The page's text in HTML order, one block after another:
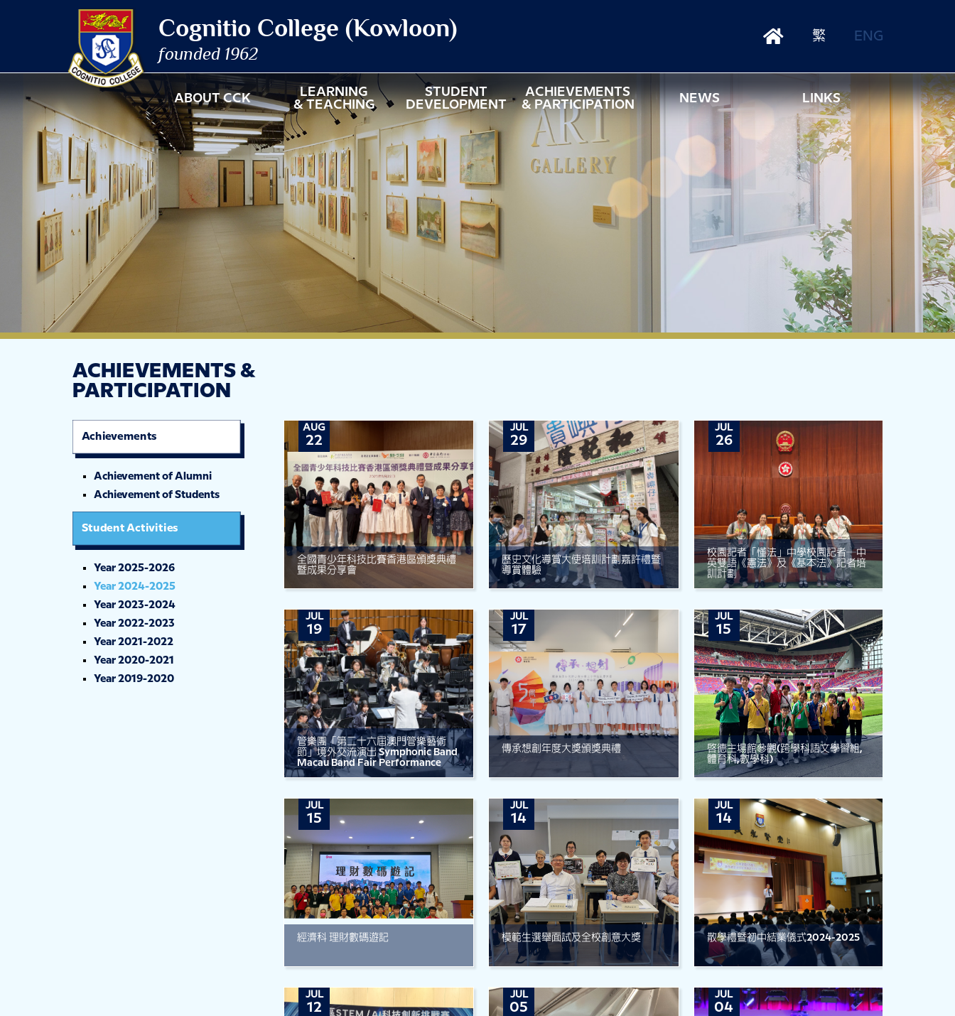
Cognitio College (Kowloon)
founded 1962
繁 ENG
ABOUT CCK
LEARNING
& TEACHING
STUDENT
DEVELOPMENT
ACHIEVEMENTS
& PARTICIPATION
NEWS LINKS
ACHIEVEMENTS &
PARTICIPATION
Achievements
Achievement of Alumni
Achievement of Students
Student Activities
Year 2025-2026
Year 2024-2025
Year 2023-2024
Year 2022-2023
Year 2021-2022
Year 2020-2021
Year 2019-2020
AUG
22
全國青少年科技比賽香港區頒獎典禮
暨成果分享會
JUL
29
歷史文化導賞大使培訓計劃嘉許禮暨
導賞體驗
JUL
26
校園記者「懂法」中學校園記者─中
英雙語《憲法》及《基本法》記者培
訓計劃
JUL
19
管樂團「第二十六屆澳門管樂藝術
節」境外交流演出 Symphonic Band
Macau Band Fair Performance
JUL
17
傳承想創年度大獎頒獎典禮
JUL
15
啟德主場館參觀(跨學科語文學習組,
體育科,數學科)
JUL
15
經濟科 理財數碼遊記
JUL
14
模範生選舉面試及全校創意大獎
JUL
14
散學禮暨初中結業儀式2024-2025
JUL
12
JUL
05
JUL
04